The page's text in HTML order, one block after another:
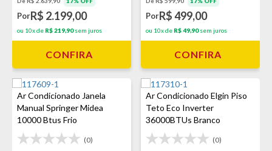
PorR$ 2.199,00
ou 10x de R$ 219,90sem juros
CONFIRA
PorR$ 499,00
ou 10x de R$ 49,90sem juros
CONFIRA
Ar Condicionado Janela
Manual Springer Midea
10000 Btus Frio
(0)
Ar Condicionado Elgin Piso
Teto Eco Inverter
36000BTUs Branco
(0)